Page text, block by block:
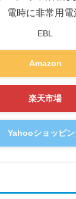
電時に非常用電
EBL
Amazon
楽天市場
Yahooショッピン